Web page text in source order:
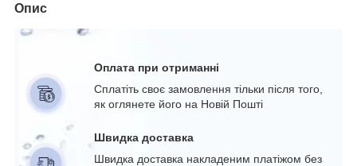
Опис
Оплата при отриманні
Сплатіть своє замовлення тільки після того,
як оглянете його на Новій Пошті
Швидка доставка
Швидка доставка накладеним платіжом без